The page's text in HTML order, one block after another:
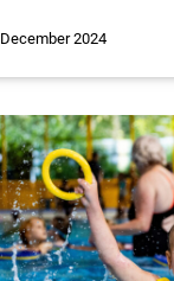
December 2024